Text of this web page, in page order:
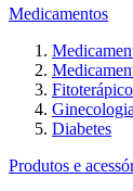
Medicamentos
Diabetes
Produtos e